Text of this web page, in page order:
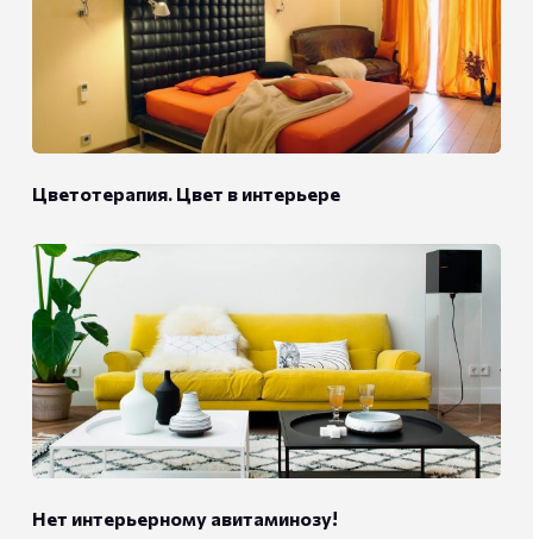
Цветотерапия. Цвет в интерьере
Нет интерьерному авитаминозу!